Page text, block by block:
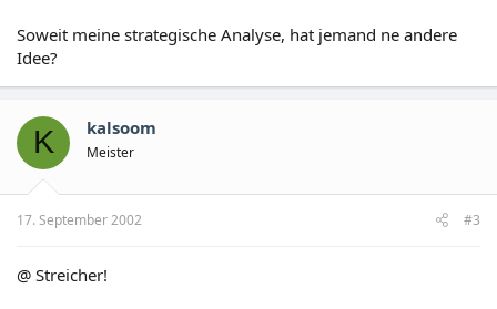
Soweit meine strategische Analyse, hat jemand ne andere
Idee?
K kalsoom
Meister
17. September 2002 #3
@ Streicher!